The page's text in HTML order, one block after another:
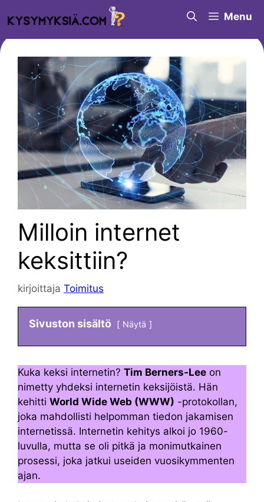
sisältöön
Menu
Milloin internet
keksittiin?
kirjoittaja Toimitus
Sivuston sisältö Näytä
Kuka keksi internetin? Tim Berners-Lee on
nimetty yhdeksi internetin keksijöistä. Hän
kehitti World Wide Web (WWW) -protokollan,
joka mahdollisti helpomman tiedon jakamisen
internetissä. Internetin kehitys alkoi jo 1960-
luvulla, mutta se oli pitkä ja monimutkainen
prosessi, joka jatkui useiden vuosikymmenten
ajan.